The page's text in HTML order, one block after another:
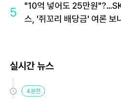
5
"10억 넣어도 25만원
스, '쥐꼬리 배당금' 여론 보
실시간 뉴스
4분전